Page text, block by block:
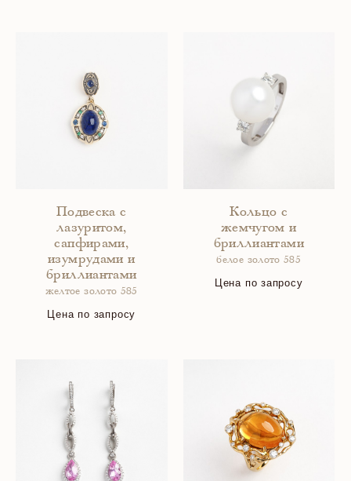
Подвеска с
лазуритом,
сапфирами,
изумрудами и
бриллиантами
желтое золото 585
Цена по запросу
Кольцо с
жемчугом и
бриллиантами
белое золото 585
Цена по запросу